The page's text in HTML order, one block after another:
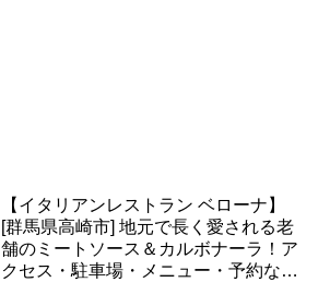
【イタリアンレストラン ベローナ】
[群馬県高崎市] 地元で長く愛される老
舗のミートソース＆カルボナーラ！ア
クセス・駐車場・メニュー・予約など